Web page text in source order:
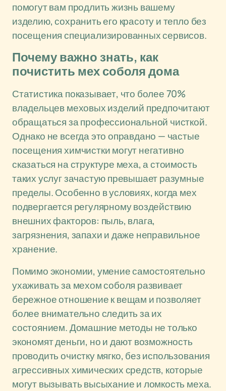
помогут вам продлить жизнь вашему
изделию, сохранить его красоту и тепло без
посещения специализированных сервисов.
Почему важно знать, как
почистить мех соболя дома
Статистика показывает, что более 70%
владельцев меховых изделий предпочитают
обращаться за профессиональной чисткой.
Однако не всегда это оправдано — частые
посещения химчистки могут негативно
сказаться на структуре меха, а стоимость
таких услуг зачастую превышает разумные
пределы. Особенно в условиях, когда мех
подвергается регулярному воздействию
внешних факторов: пыль, влага,
загрязнения, запахи и даже неправильное
хранение.
Помимо экономии, умение самостоятельно
ухаживать за мехом соболя развивает
бережное отношение к вещам и позволяет
более внимательно следить за их
состоянием. Домашние методы не только
экономят деньги, но и дают возможность
проводить очистку мягко, без использования
агрессивных химических средств, которые
могут вызывать высыхание и ломкость меха.